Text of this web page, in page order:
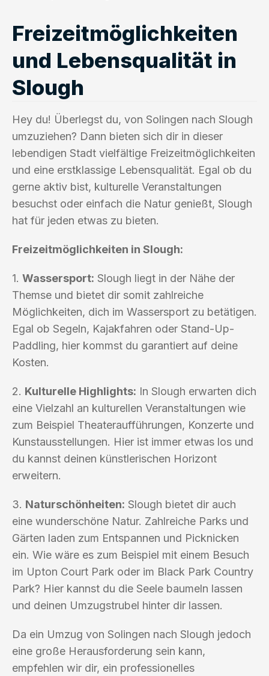
Freizeitmöglichkeiten
und Lebensqualität in
Slough
Hey du! Überlegst du, von Solingen nach Slough
umzuziehen? Dann bieten sich dir in dieser
lebendigen Stadt vielfältige Freizeitmöglichkeiten
und eine erstklassige Lebensqualität. Egal ob du
gerne aktiv bist, kulturelle Veranstaltungen
besuchst oder einfach die Natur genießt, Slough
hat für jeden etwas zu bieten.
Freizeitmöglichkeiten in Slough:
1. Wassersport: Slough liegt in der Nähe der
Themse und bietet dir somit zahlreiche
Möglichkeiten, dich im Wassersport zu betätigen.
Egal ob Segeln, Kajakfahren oder Stand-Up-
Paddling, hier kommst du garantiert auf deine
Kosten.
2. Kulturelle Highlights: In Slough erwarten dich
eine Vielzahl an kulturellen Veranstaltungen wie
zum Beispiel Theateraufführungen, Konzerte und
Kunstausstellungen. Hier ist immer etwas los und
du kannst deinen künstlerischen Horizont
erweitern.
3. Naturschönheiten: Slough bietet dir auch
eine wunderschöne Natur. Zahlreiche Parks und
Gärten laden zum Entspannen und Picknicken
ein. Wie wäre es zum Beispiel mit einem Besuch
im Upton Court Park oder im Black Park Country
Park? Hier kannst du die Seele baumeln lassen
und deinen Umzugstrubel hinter dir lassen.
Da ein Umzug von Solingen nach Slough jedoch
eine große Herausforderung sein kann,
empfehlen wir dir, ein professionelles